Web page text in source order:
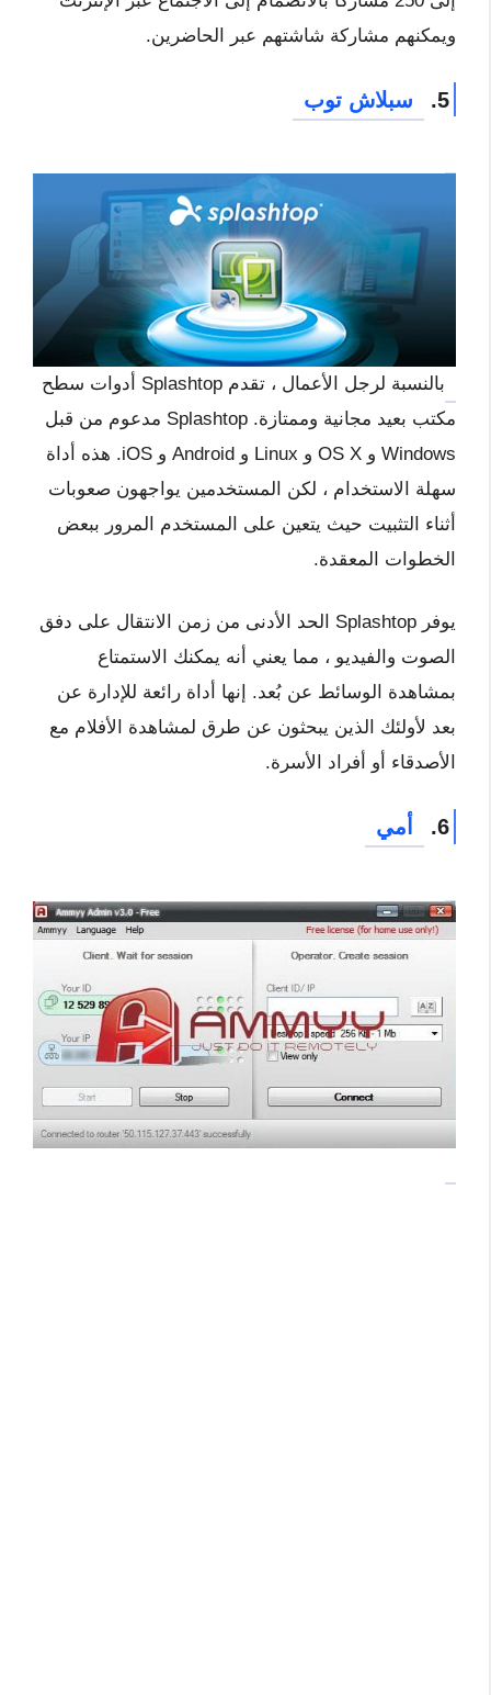
ويمكنهم مشاركة شاشتهم عبر الحاضرين.
5. سبلاش توب
بالنسبة لرجل الأعمال ، تقدم Splashtop أدوات سطح
مكتب بعيد مجانية وممتازة. Splashtop مدعوم من قبل
Windows و OS X و Linux و Android و iOS. هذه أداة
سهلة الاستخدام ، لكن المستخدمين يواجهون صعوبات
أثناء التثبيت حيث يتعين على المستخدم المرور ببعض
الخطوات المعقدة.
يوفر Splashtop الحد الأدنى من زمن الانتقال على دفق
الصوت والفيديو ، مما يعني أنه يمكنك الاستمتاع
بمشاهدة الوسائط عن بُعد. إنها أداة رائعة للإدارة عن
بعد لأولئك الذين يبحثون عن طرق لمشاهدة الأفلام مع
الأصدقاء أو أفراد الأسرة.
6. أمي